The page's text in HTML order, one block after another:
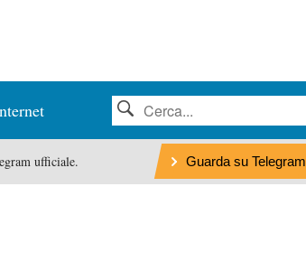
ufficiale. Guarda su Telegram